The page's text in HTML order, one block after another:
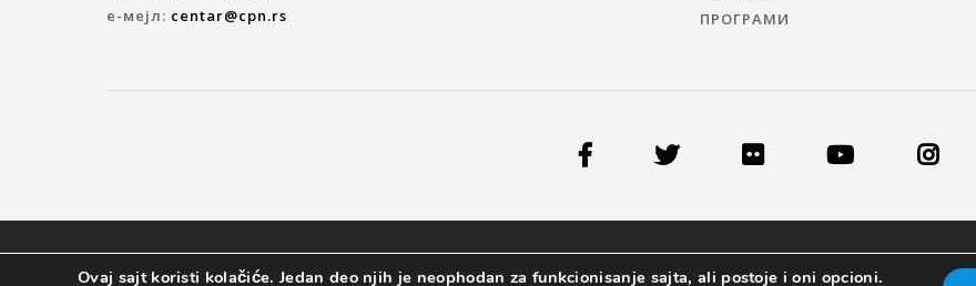
е-мејл: centar@cpn.rs
ПРОГРАМИ
© 2019 ЦЕНТАР ЗА ПРОМОЦИЈУ НАУКЕ
Ovaj sajt koristi kolačiće. Jedan deo njih je neophodan za funkcionisanje sajta, ali postoje i oni opcioni.